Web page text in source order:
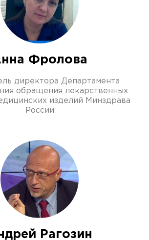
Фролова
директора Департамента
обращения лекарственных
изделий Минздрава
России
Рагозин